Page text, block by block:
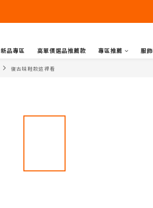
新品專區 高單價選品推薦款 專區推薦 服
復古味鞋款這裡看